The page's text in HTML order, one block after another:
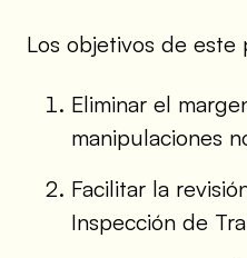
Los objetivos de este
Eliminar el
manipulaciones
Facilitar la
Inspección de